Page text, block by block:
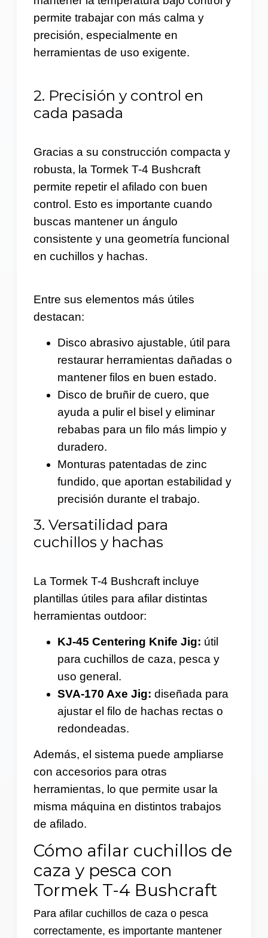
permite trabajar con más calma y
precisión, especialmente en
herramientas de uso exigente.
2. Precisión y control en
cada pasada
Gracias a su construcción compacta y
robusta, la Tormek T-4 Bushcraft
permite repetir el afilado con buen
control. Esto es importante cuando
buscas mantener un ángulo
consistente y una geometría funcional
en cuchillos y hachas.
Entre sus elementos más útiles
destacan:
Disco abrasivo ajustable, útil para
restaurar herramientas dañadas o
mantener filos en buen estado.
Disco de bruñir de cuero, que
ayuda a pulir el bisel y eliminar
rebabas para un filo más limpio y
duradero.
Monturas patentadas de zinc
fundido, que aportan estabilidad y
precisión durante el trabajo.
3. Versatilidad para
cuchillos y hachas
La Tormek T-4 Bushcraft incluye
plantillas útiles para afilar distintas
herramientas outdoor:
KJ-45 Centering Knife Jig: útil
para cuchillos de caza, pesca y
uso general.
SVA-170 Axe Jig: diseñada para
ajustar el filo de hachas rectas o
redondeadas.
Además, el sistema puede ampliarse
con accesorios para otras
herramientas, lo que permite usar la
misma máquina en distintos trabajos
de afilado.
Cómo afilar cuchillos de
caza y pesca con
Tormek T-4 Bushcraft
Para afilar cuchillos de caza o pesca
correctamente, es importante mantener